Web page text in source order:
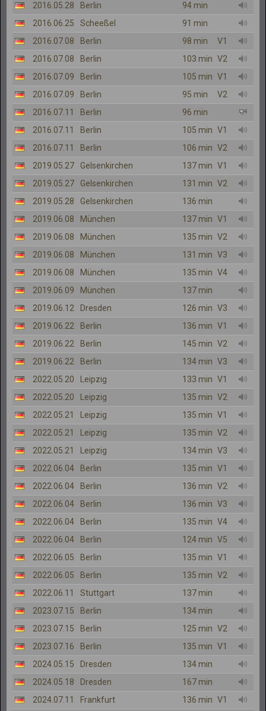
2016.05.28
Berlin
94 min
2016.06.25
Scheeßel
91 min
2016.07.08
Berlin 98 min
V1
2016.07.08
Berlin 103 min V2
2016.07.09
Berlin 105 min V1
2016.07.09
Berlin 95 min
V2
2016.07.11
Berlin
96 min
2016.07.11
Berlin 105 min V1
2016.07.11
Berlin 106 min V2
2019.05.27
Gelsenkirchen 137 min V1
2019.05.27
Gelsenkirchen 131 min V2
2019.05.28
Gelsenkirchen
136 min
2019.06.08
München 137 min V1
2019.06.08
München 135 min V2
2019.06.08
München 131 min V3
2019.06.08
München 135 min V4
2019.06.09
München
137 min
2019.06.12
Dresden 126 min V3
2019.06.22
Berlin 136 min V1
2019.06.22
Berlin 145 min V2
2019.06.22
Berlin 134 min V3
2022.05.20
Leipzig 133 min V1
2022.05.20
Leipzig 135 min V2
2022.05.21
Leipzig 135 min V1
2022.05.21
Leipzig 135 min V2
2022.05.21
Leipzig 134 min V3
2022.06.04
Berlin 135 min V1
2022.06.04
Berlin 136 min V2
2022.06.04
Berlin 136 min V3
2022.06.04
Berlin 135 min V4
2022.06.04
Berlin 124 min V5
2022.06.05
Berlin 135 min V1
2022.06.05
Berlin 135 min V2
2022.06.11
Stuttgart
137 min
2023.07.15
Berlin
134 min
2023.07.15
Berlin 125 min V2
2023.07.16
Berlin 135 min V1
2024.05.15
Dresden
134 min
2024.05.18
Dresden
167 min
2024.07.11
Frankfurt 136 min V1